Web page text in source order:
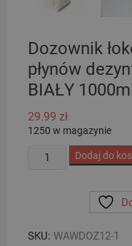
Dozownik
płynów
BIAŁY
29.99 zł
1250 w magazynie
ilość
i
Dodaj do
SKU: WAWDOZ12-1